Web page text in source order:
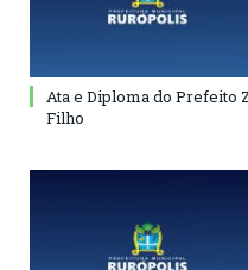
Ata e Diploma do Prefeito
Filho